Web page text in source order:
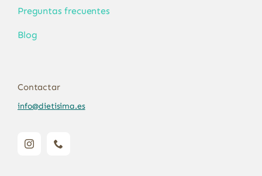
Preguntas frecuentes
Blog
Contactar
info@dietisima.es